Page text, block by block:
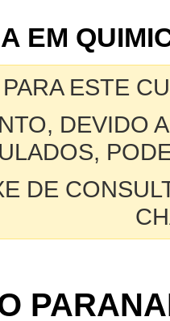
EM
ESTE
DEVIDO
DE